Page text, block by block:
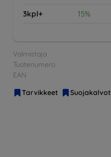
3kpl+
15%
Valmistaja
Tuotenumero
EAN
Tarvikkeet
Suojakalvot